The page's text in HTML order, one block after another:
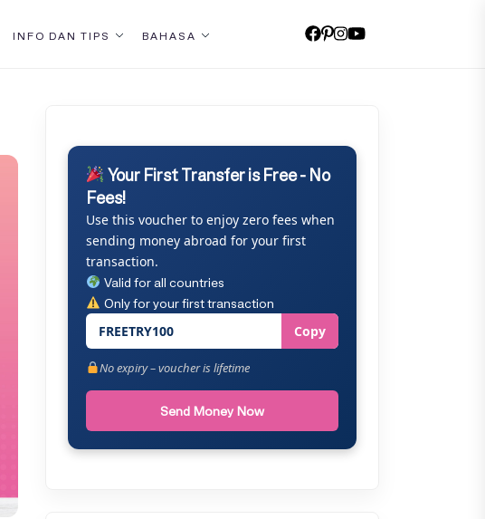
INFO DAN TIPS BAHASA
Your First Transfer is Free - No
Fees!
Use this voucher to enjoy zero fees when
sending money abroad for your first
transaction.
Valid for all countries
Only for your first transaction
FREETRY100 Copy
No expiry – voucher is lifetime
Send Money Now